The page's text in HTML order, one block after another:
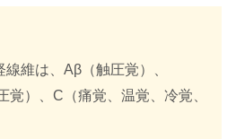
維は、Aβ（触圧覚）、
覚）、C（痛覚、温覚、冷覚、